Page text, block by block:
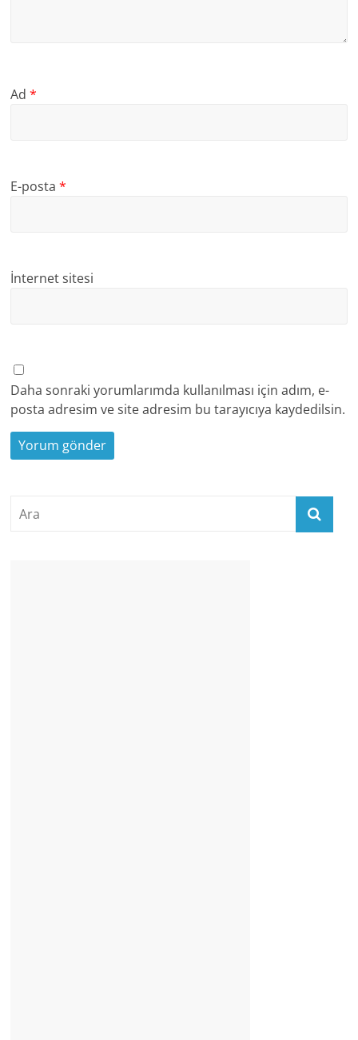
Ad*
E-posta*
İnternet sitesi
Daha sonraki yorumlarımda kullanılması için adım, e-
posta adresim ve site adresim bu tarayıcıya kaydedilsin.